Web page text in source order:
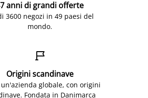
anni di grandi offerte
3600 negozi in 49 paesi del
mondo.

Origini scandinave
un'azienda globale, con origini
Fondata in Danimarca